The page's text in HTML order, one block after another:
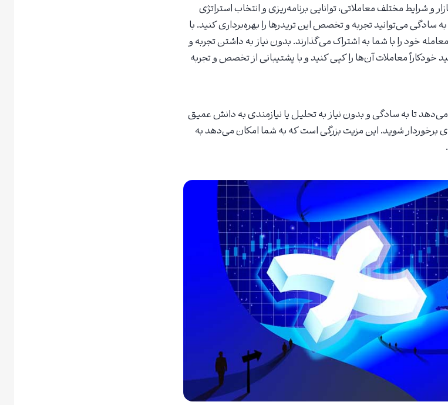
و شرایط مختلف معاملاتی، توانایی برنامه‌ریزی و انتخاب استراتژی
سادگی می‌توانید تجربه و تخصص این تریدرها را بهره‌برداری کنید. با
خود را با شما به اشتراک می‌گذارند. بدون نیاز به داشتن تجربه و
خودکاراً معاملات آن‌ها را کپی کنید و با پشتیبانی از تخصص و تجربه
می‌دهد تا به سادگی و بدون نیاز به تحلیل یا نیازمندی به دانش عمیق
برخوردار شوید. این مزیت بزرگی است که به شما امکان می‌دهد به